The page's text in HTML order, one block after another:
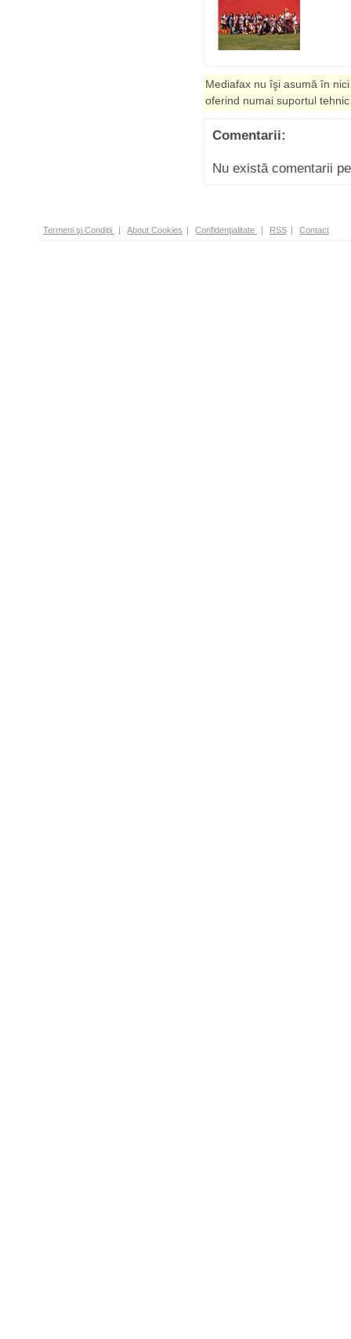
Mediafax nu îşi asumă în
oferind numai suportul
Comentarii:
Nu există comentarii
Termeni şi Condiţii | About Cookies | Confidenţialitate | RSS | Contact